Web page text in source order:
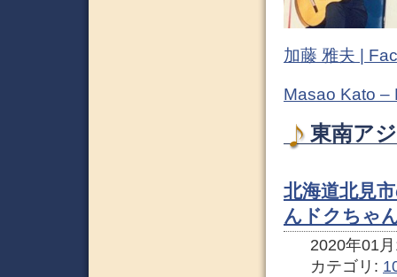
加藤 雅夫 |
Masao Kato –
東南ア
北海道北見
んドクちゃ
2020年01
カテゴリ: